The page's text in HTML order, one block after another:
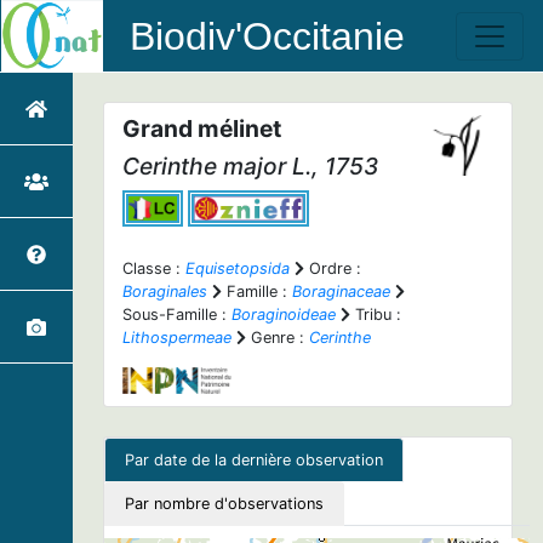
Biodiv'Occitanie
Grand mélinet
Cerinthe majorL., 1753
Classe : Equisetopsida
Ordre :
Boraginales
Famille : Boraginaceae
Sous-Famille : Boraginoideae
Tribu :
Lithospermeae
Genre : Cerinthe
Par date de la dernière observation
Par nombre d'observations